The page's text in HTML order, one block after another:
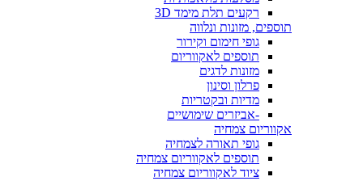
רקעים תלת מימד 3D
תוספים, מזונות ונלווה
גופי חימום וקירור
תוספים לאקווריום
מזונות לדגים
פרלון וסינון
מדיות ובקטריות
-אביזרים שימושיים
אקווריום צמחיה
גופי תאורה לצמחיה
תוספים לאקווריום צמחיה
ציוד לאקווריום צמחיה